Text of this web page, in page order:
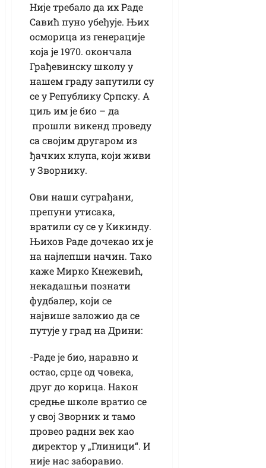
Није требало да их Раде
Савић пуно убеђује. Њих
осморица из генерације
која је 1970. окончала
Грађевинску школу у
нашем граду запутили су
се у Републику Српску. А
циљ им је био – да
прошли викенд проведу
са својим другаром из
ђачких клупа, који живи
у Зворнику.
Ови наши суграђани,
препуни утисака,
вратили су се у Кикинду.
Њихов Раде дочекао их је
на најлепши начин. Тако
каже Мирко Кнежевић,
некадашњи познати
фудбалер, који се
највише заложио да се
путује у град на Дрини:
-Раде је био, наравно и
остао, срце од човека,
друг до корица. Након
средње школе вратио се
у свој Зворник и тамо
провео радни век као
директор у „Глиници“. И
није нас заборавио.